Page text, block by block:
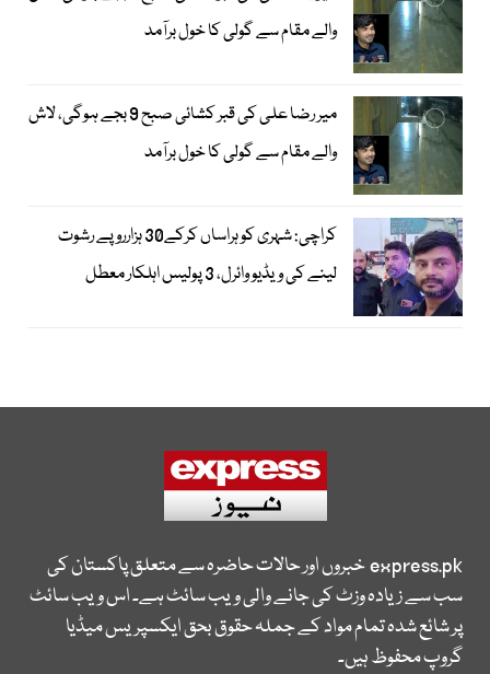
والے مقام سے گولی کا خول برآمد
میر رضا علی کی قبر کشائی صبح 9 بجے ہوگی، لاش
والے مقام سے گولی کا خول برآمد
کراچی: شہری کو ہراساں کرکے30 ہزارروپے رشوت
لینے کی ویڈیو وائرل، 3 پولیس اہلکار معطل
express.pkخبروں اور حالات حاضرہ سے متعلق پاکستان کی
سب سے زیادہ وزٹ کی جانے والی ویب سائٹ ہے۔ اس ویب سائٹ
پر شائع شدہ تمام مواد کے جملہ حقوق بحق ایکسپریس میڈیا
گروپ محفوظ ہیں۔